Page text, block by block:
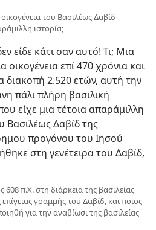
του Βασιλέως Δαβίδ
ιστορία;
είδε κάτι σαν αυτό! Τι; Μια
επί 470 χρόνια και
διακοπή 2.520 ετών, αυτή την
πάλι πλήρη βασιλική
είχε μια τέτοια απαράμιλλη
Βασιλέως Δαβίδ της
προγόνου του Ιησού
στη γενέτειρα του Δαβίδ,
608 π.Χ. στη διάρκεια της βασιλείας
γραμμής του Δαβίδ, και ποιος
για την αναβίωσι της βασιλείας